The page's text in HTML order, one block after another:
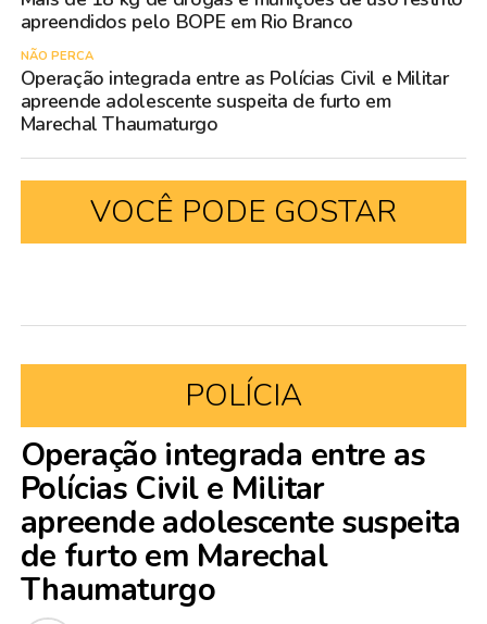
apreendidos pelo BOPE em Rio Branco
NÃO PERCA
Operação integrada entre as Polícias Civil e Militar
apreende adolescente suspeita de furto em
Marechal Thaumaturgo
VOCÊ PODE GOSTAR
POLÍCIA
Operação integrada entre as
Polícias Civil e Militar
apreende adolescente suspeita
de furto em Marechal
Thaumaturgo